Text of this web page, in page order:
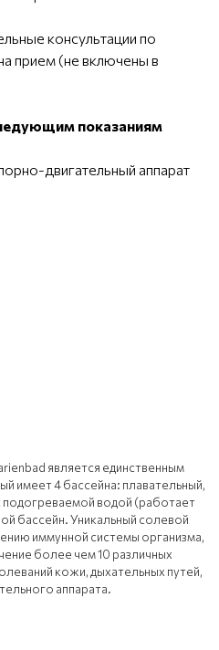
консультации по
прием (не включены в
показаниям
двигательный аппарат
является единственным
имеет 4 бассейна: плавательный,
подогреваемой водой (работает
бассейн. Уникальный солевой
иммунной системы организма,
более чем 10 различных
кожи, дыхательных путей,
аппарата.